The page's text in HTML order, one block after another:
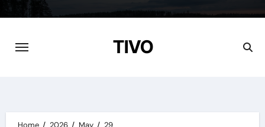
content
TIVO
Home 2026 May
29